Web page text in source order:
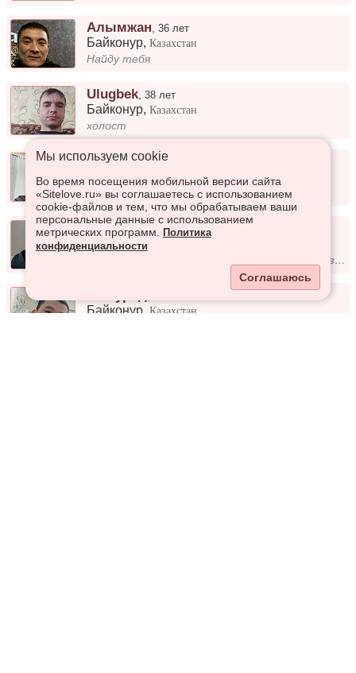
Алымжан ,36 лет
Байконур,Казахстан
Найду тебя
Ulugbek ,38 лет
Байконур,Казахстан
холост
Рашидин,30 лет
Байконур, Казахстан
: )
Нұреке,39 лет
Байконур,
добрый, любящий. цели регистрации - серьезные отношения
Байконур ,Казахстан
Мы используем сookie
Во время посещения мобильной версии сайта
«Sitelove.ru» вы соглашаетесь с использованием
cookie-файлов и тем, что мы обрабатываем ваши
персональные данные с использованием
метрических программ.
Политика
конфиденциальности
Соглашаюсь